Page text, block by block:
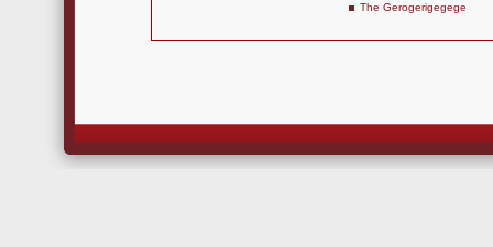
The Gerogerigegege